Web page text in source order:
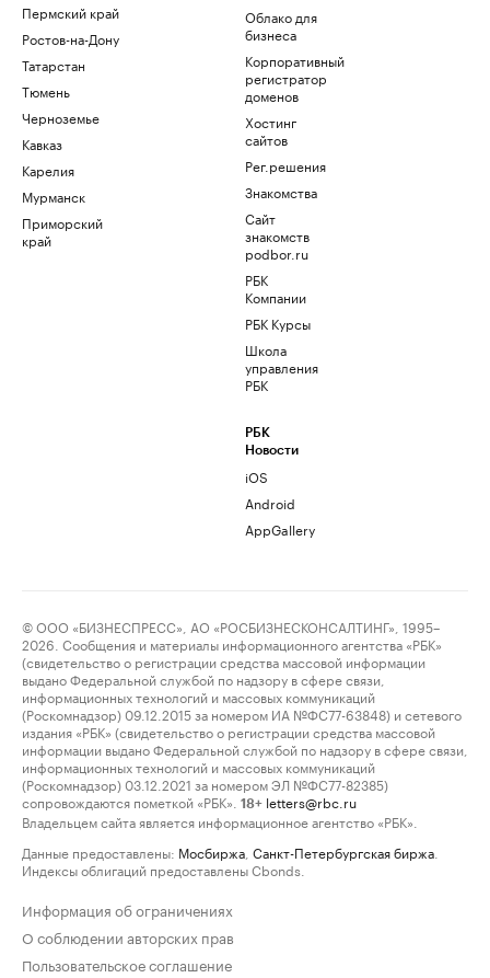
Пермский край
Ростов-на-Дону
Татарстан
Тюмень
Черноземье
Кавказ
Карелия
Мурманск
Приморский
край
Облако для
бизнеса
Корпоративный
регистратор
доменов
Хостинг
сайтов
Рег.решения
Знакомства
Сайт
знакомств
podbor.ru
РБК
Компании
РБК Курсы
Школа
управления
РБК
РБК
Новости
iOS
Android
AppGallery
© ООО «БИЗНЕСПРЕСС», АО «РОСБИЗНЕСКОНСАЛТИНГ», 1995–
2026. Сообщения и материалы информационного агентства «РБК»
(свидетельство о регистрации средства массовой информации
выдано Федеральной службой по надзору в сфере связи,
информационных технологий и массовых коммуникаций
(Роскомнадзор) 09.12.2015 за номером ИА №ФС77-63848) и сетевого
издания «РБК» (свидетельство о регистрации средства массовой
информации выдано Федеральной службой по надзору в сфере связи,
информационных технологий и массовых коммуникаций
(Роскомнадзор) 03.12.2021 за номером ЭЛ №ФС77-82385)
сопровождаются пометкой «РБК».
18+ letters@rbc.ru
Владельцем сайта является информационное агентство «РБК».
Данные предоставлены: Мосбиржа Санкт-Петербургская биржа
Индексы облигаций предоставлены Cbonds.
Информация об ограничениях
О соблюдении авторских прав
Пользовательское соглашение